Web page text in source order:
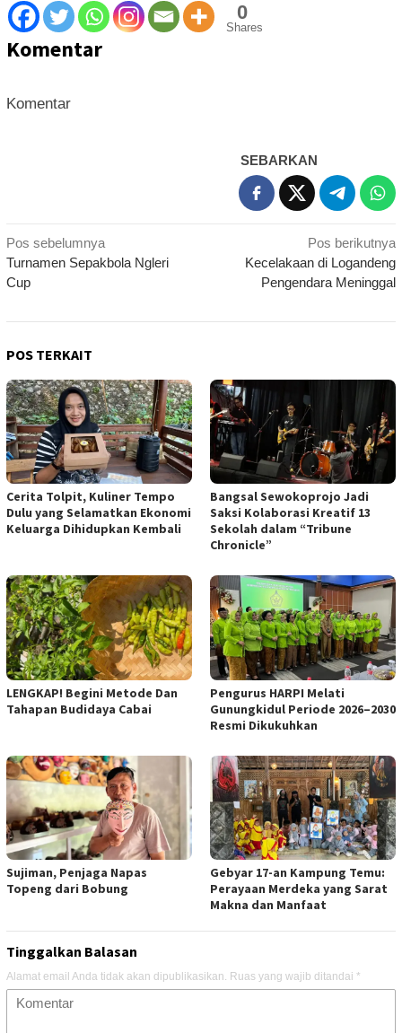
0
Shares
Komentar
Komentar
SEBARKAN
Navigasi
pos
Pos sebelumnya
Turnamen Sepakbola Ngleri
Cup
Pos berikutnya
Kecelakaan di Logandeng
Pengendara Meninggal
POS TERKAIT
Cerita Tolpit, Kuliner Tempo
Dulu yang Selamatkan Ekonomi
Keluarga Dihidupkan Kembali
Bangsal Sewokoprojo Jadi
Saksi Kolaborasi Kreatif 13
Sekolah dalam “Tribune
Chronicle”
LENGKAP! Begini Metode Dan
Tahapan Budidaya Cabai
Pengurus HARPI Melati
Gunungkidul Periode 2026–2030
Resmi Dikukuhkan
Sujiman, Penjaga Napas
Topeng dari Bobung
Gebyar 17-an Kampung Temu:
Perayaan Merdeka yang Sarat
Makna dan Manfaat
Tinggalkan Balasan
Alamat email Anda tidak akan dipublikasikan. Ruas yang wajib ditandai *